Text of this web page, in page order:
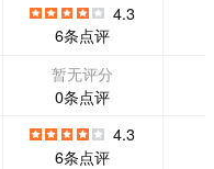
4.3
6条点评
暂无评分
0条点评
4.3
6条点评